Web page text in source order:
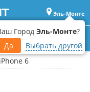
Город Эль-Монте?
Да
Выбрать другой
Эль-Монте
Корзина Войти
iPhone 6